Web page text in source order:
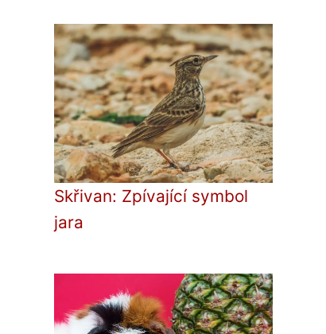
Skřivan: Zpívající symbol
jara